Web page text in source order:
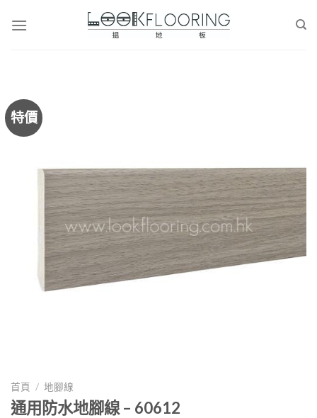
特價
首頁 / 地腳線
通用防水地腳線 – 60612